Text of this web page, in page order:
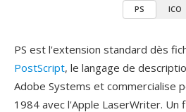
PS ICO
PS est l'extension standard dès
PostScript, le langage de
Adobe Systems et commercialise
1984 avec l'Apple LaserWriter. Un